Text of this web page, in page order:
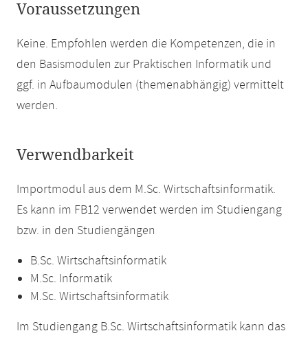
Voraussetzungen
Keine. Empfohlen werden die Kompetenzen, die in
den Basismodulen zur Praktischen Informatik und
ggf. in Aufbaumodulen (themenabhängig) vermittelt
werden.
Verwendbarkeit
Importmodul aus dem M.Sc. Wirtschaftsinformatik.
Es kann im FB12 verwendet werden im Studiengang
bzw. in den Studiengängen
B.Sc. Wirtschaftsinformatik
M.Sc. Informatik
M.Sc. Wirtschaftsinformatik
Im Studiengang B.Sc. Wirtschaftsinformatik kann das